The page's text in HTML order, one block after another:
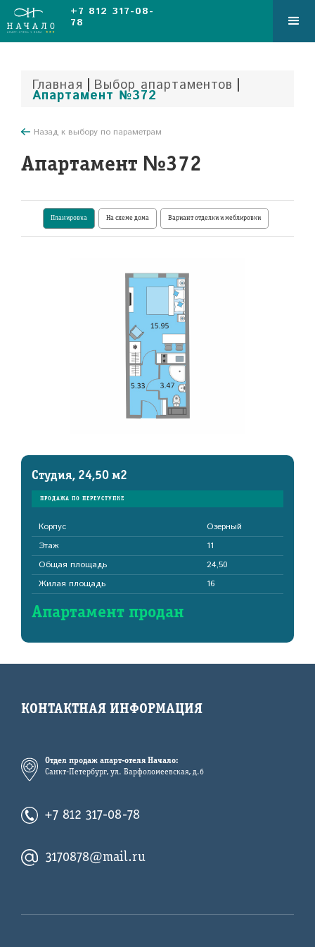
+7 812 317-08-
78
Главная | Выбор апартаментов |
Апартамент №372
Назад к выбору по параметрам
Апартамент №372
Планировка На схеме дома Вариант отделки и меблировки
Студия, 24,50 м2
ПРОДАЖА ПО ПЕРЕУСТУПКЕ
Корпус
Озерный
Этаж
11
Общая площадь
24,50
Жилая площадь
16
Апартамент продан
КОНТАКТНАЯ ИНФОРМАЦИЯ
Отдел продаж апарт-отеля Начало:
Санкт-Петербург, ул. Варфоломеевская, д.6
+7 812 317-08-78
3170878@mail.ru